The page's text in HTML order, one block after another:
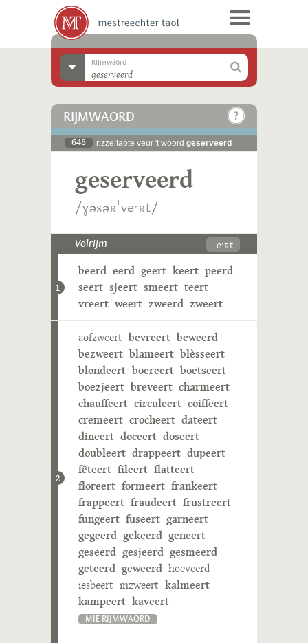
Rijmwäörd
RIJMWÄÖRD
648 rizzeltaote veur 't woord geserveerd
geserveerd
/ɣəsəʀˈveˑʀt/
Volrijm -eˑʀt
1
beerd eerd geert keert peerd
seert sjeert smeert teert
vreert weert zweerd zweert
2
aofzweert bevreert beweerd
bezweert blameert blèsseert
blondeert boereert boetseert
boezjeert breveert charmeert
chauffeert circuleert coiffeert
cremeert crocheert dateert
dineert doceert doseert
doubleert drappeert dupeert
fêteert fileert flatteert
floreert formeert frankeert
frappeert fraudeert frustreert
fungeert fuseert garneert
gegeerd gekeerd geneert
geseerd gesjeerd gesmeerd
geteerd geweerd hoeveerd
iesbeert inzweert kalmeert
kampeert kaveert
MIE RIJMWÄÖRD